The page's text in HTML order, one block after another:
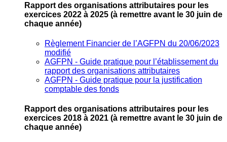
Rapport des organisations attributaires pour les
exercices 2022 à 2025 (à remettre avant le 30 juin de
chaque année)
Règlement Financier de l’AGFPN du 20/06/2023
modifié
AGFPN ‐ Guide pratique pour l’établissement du
rapport des organisations attributaires
AGFPN ‐ Guide pratique pour la justification
comptable des fonds
Rapport des organisations attributaires pour les
exercices 2018 à 2021 (à remettre avant le 30 juin de
chaque année)